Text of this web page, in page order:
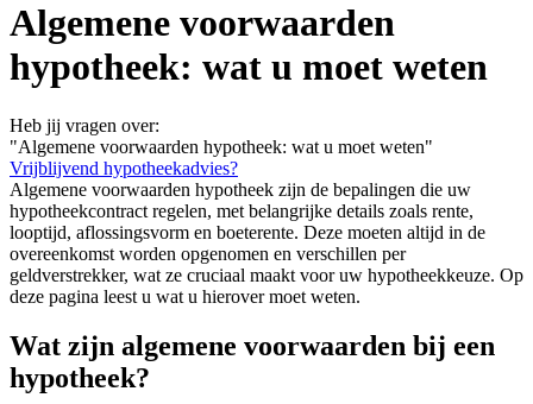
Algemene voorwaarden
hypotheek: wat u moet weten
Heb jij vragen over:
"Algemene voorwaarden hypotheek: wat u moet weten"
Vrijblijvend hypotheekadvies?
Algemene voorwaarden hypotheek zijn de bepalingen die uw
hypotheekcontract regelen, met belangrijke details zoals rente,
looptijd, aflossingsvorm en boeterente. Deze moeten altijd in de
overeenkomst worden opgenomen en verschillen per
geldverstrekker, wat ze cruciaal maakt voor uw hypotheekkeuze. Op
deze pagina leest u wat u hierover moet weten.
Wat zijn algemene voorwaarden bij een
hypotheek?